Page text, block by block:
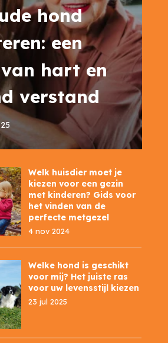
hond
een
hart en
verstand
Welk huisdier moet je
kiezen voor een gezin
met kinderen? Gids voor
het vinden van de
perfecte metgezel
4 nov 2024
Welke hond is geschikt
voor mij? Het juiste ras
voor uw levensstijl kiezen
23 jul 2025